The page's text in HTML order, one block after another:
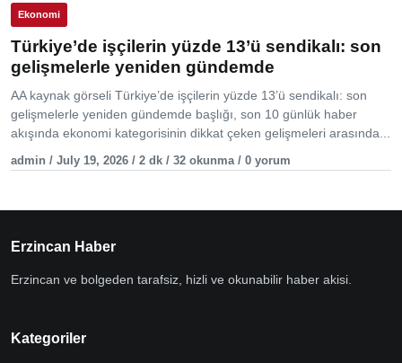
Ekonomi
Türkiye’de işçilerin yüzde 13’ü sendikalı: son
gelişmelerle yeniden gündemde
AA kaynak görseli Türkiye’de işçilerin yüzde 13’ü sendikalı: son
gelişmelerle yeniden gündemde başlığı, son 10 günlük haber
akışında ekonomi kategorisinin dikkat çeken gelişmeleri arasında...
admin / July 19, 2026 / 2 dk / 32 okunma / 0 yorum
Erzincan Haber
Erzincan ve bolgeden tarafsiz, hizli ve okunabilir haber akisi.
Kategoriler